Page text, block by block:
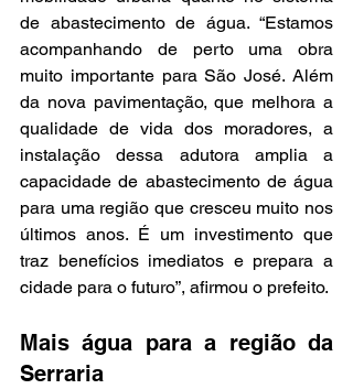
de abastecimento de água. “Estamos
acompanhando de perto uma obra
muito importante para São José. Além
da nova pavimentação, que melhora a
qualidade de vida dos moradores, a
instalação dessa adutora amplia a
capacidade de abastecimento de água
para uma região que cresceu muito nos
últimos anos. É um investimento que
traz benefícios imediatos e prepara a
cidade para o futuro”, afirmou o prefeito.
Mais água para a região da
Serraria